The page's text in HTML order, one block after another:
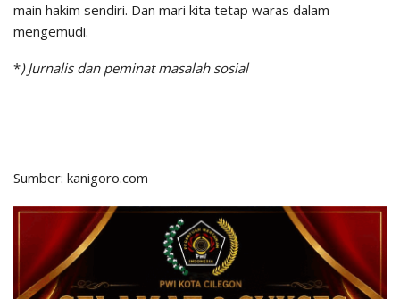
main hakim sendiri. Dan mari kita tetap waras dalam
mengemudi.
*) Jurnalis dan peminat masalah sosial
Sumber: kanigoro.com